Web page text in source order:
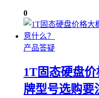
0
产品答疑
1T固态硬盘
牌型号选购要